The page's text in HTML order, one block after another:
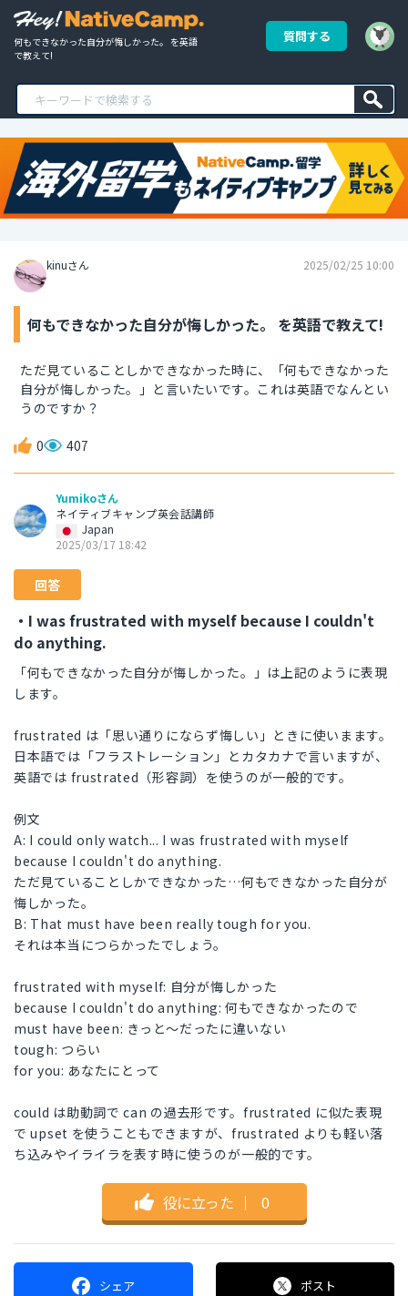
何もできなかった自分が悔しかった。 を英語
で教えて!
質問する
kinuさん 2025/02/25 10:00
何もできなかった自分が悔しかった。 を英語で教えて!
ただ見ていることしかできなかった時に、「何もできなかった
自分が悔しかった。」と言いたいです。これは英語でなんとい
うのですか？
0 407
Yumikoさん
ネイティブキャンプ英会話講師
Japan
2025/03/17 18:42
回答
・I was frustrated with myself because I couldn't
do anything.
「何もできなかった自分が悔しかった。」は上記のように表現
します。
frustrated は「思い通りにならず悔しい」ときに使いまます。
日本語では「フラストレーション」とカタカナで言いますが、
英語では frustrated（形容詞）を使うのが一般的です。
例文
A: I could only watch... I was frustrated with myself
because I couldn't do anything.
ただ見ていることしかできなかった…何もできなかった自分が
悔しかった。
B: That must have been really tough for you.
それは本当につらかったでしょう。
frustrated with myself: 自分が悔しかった
because I couldn't do anything: 何もできなかったので
must have been: きっと～だったに違いない
tough: つらい
for you: あなたにとって
could は助動詞で can の過去形です。frustrated に似た表現
で upset を使うこともできますが、frustrated よりも軽い落
ち込みやイライラを表す時に使うのが一般的です。
役に立った ｜ 0
シェア ポスト